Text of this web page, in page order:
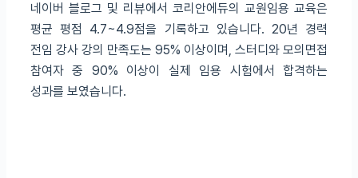
네이버 블로그 및 리뷰에서 코리안에듀의 교원임용 교육은
평균 평점 4.7~4.9점을 기록하고 있습니다. 20년 경력
전임 강사 강의 만족도는 95% 이상이며, 스터디와 모의면접
참여자 중 90% 이상이 실제 임용 시험에서 합격하는
성과를 보였습니다.